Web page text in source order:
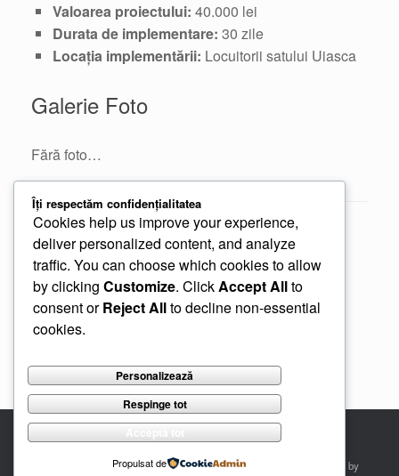
Valoarea proiectului: 40.000 lei
Durata de implementare: 30 zile
Locația implementării: Locuitorii satului Uiasca
Galerie Foto
Fără foto…
Post navigation
← Proiectul „InterconnecTED”
Amenajarea unei fântâni publice în… →
Politica de confidențialitate Politica de confidențialitate
Designed by
Îți respectăm confidențialitatea
Cookies help us improve your experience,
deliver personalized content, and analyze
traffic. You can choose which cookies to allow
by clicking Customize. ClickAccept Allto
consent orReject Allto decline non-essential
cookies.
Personalizează
Respinge tot
Acceptă tot
Propulsat de